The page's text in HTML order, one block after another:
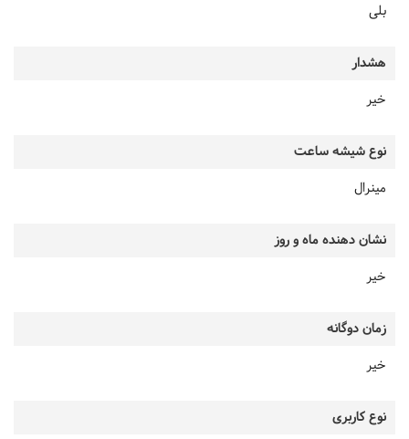
بلی
هشدار
خیر
نوع شیشه ساعت
مینرال
نشان دهنده ماه و روز
خیر
زمان دوگانه
خیر
نوع کاربری